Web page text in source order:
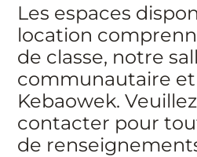
Les espaces
location
de classe, notre
communautaire et
Kebaowek.
contacter pour
de